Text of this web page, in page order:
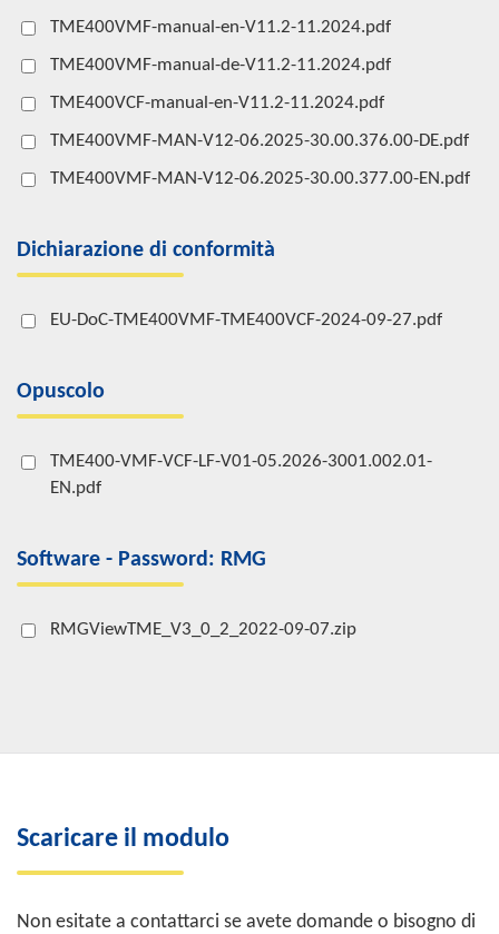
TME400VMF-manual-en-V11.2-11.2024.pdf
TME400VMF-manual-de-V11.2-11.2024.pdf
TME400VCF-manual-en-V11.2-11.2024.pdf
TME400VMF-MAN-V12-06.2025-30.00.376.00-DE.pdf
TME400VMF-MAN-V12-06.2025-30.00.377.00-EN.pdf
Dichiarazione di conformità
EU-DoC-TME400VMF-TME400VCF-2024-09-27.pdf
Opuscolo
TME400-VMF-VCF-LF-V01-05.2026-3001.002.01-
EN.pdf
Software - Password: RMG
RMGViewTME_V3_0_2_2022-09-07.zip
Scaricare il modulo
Non esitate a contattarci se avete domande o bisogno di